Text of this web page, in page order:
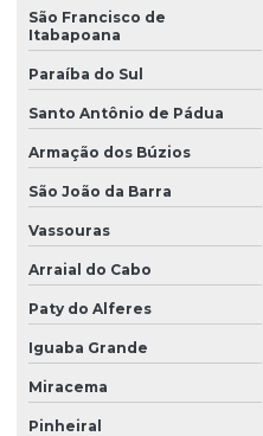
São Francisco de
Itabapoana
Paraíba do Sul
Santo Antônio de Pádua
Armação dos Búzios
São João da Barra
Vassouras
Arraial do Cabo
Paty do Alferes
Iguaba Grande
Miracema
Pinheiral